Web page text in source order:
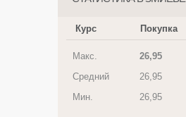
Курс Покупка
Макс. 26,95
Средний
26,95
Мин.
26,95